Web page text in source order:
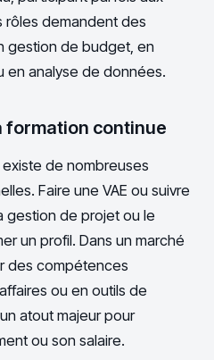
rôles demandent des
gestion de budget, en
en analyse de données.
formation continue
de nombreuses
Faire une VAE ou suivre
gestion de projet ou le
un profil. Dans un marché
des compétences
ou en outils de
atout majeur pour
ou son salaire.